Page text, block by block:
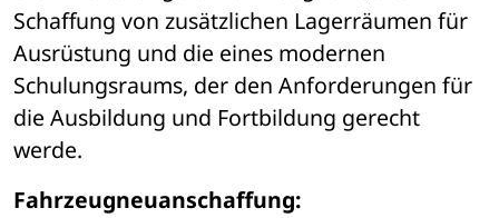
Schaffung von zusätzlichen Lagerräumen für
Ausrüstung und die eines modernen
Schulungsraums, der den Anforderungen für
die Ausbildung und Fortbildung gerecht
werde.
Fahrzeugneuanschaffung: